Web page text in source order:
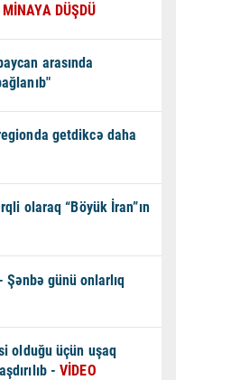
MİNAYA DÜŞDÜ
arasında
getdikcə daha
olaraq “Böyük İran”ın
- Şənbə günü onlarlıq
olduğu üçün uşaq
-VİDEO